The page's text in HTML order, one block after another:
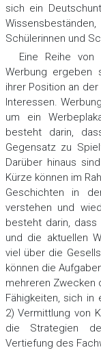
sich ein
Schülerinnen und
Eine Reihe
Werbung ergeben
ihrer Position an
Interessen.
um ein
besteht darin,
Gegensatz zu
Darüber hinaus
Kürze können im
Geschichten in
verstehen und
besteht darin,
und die aktuellen
viel über die
können die
mehreren Zwecken
Fähigkeiten, sich in
2) Vermittlung von
die Strategien
Vertiefung des